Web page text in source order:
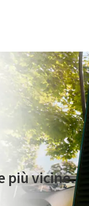
On The Road
più vicine.